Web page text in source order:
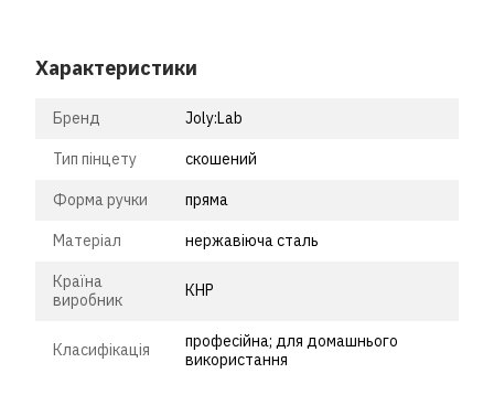
Характеристики
Бренд Joly:Lab
Тип пінцету скошений
Форма ручки пряма
Матеріал нержавіюча сталь
Країна
виробник
КНР
Класифікація
професійна; для домашнього
використання